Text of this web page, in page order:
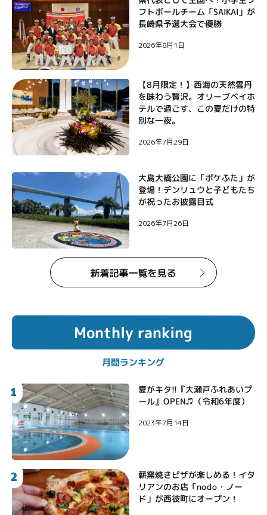
シ
ョ
ン
フトボールチーム「SAIKAI」が
長崎県予選大会で優勝
2026年8月1日
【8月限定！】西海の天然雲丹
を味わう贅沢。オリーブベイホ
テルで過ごす、この夏だけの特
別な一夜。
2026年7月29日
大島大橋公園に「ポケふた」が
登場！デンリュウと子どもたち
が祝ったお披露目式
2026年7月26日
Monthly ranking
月間ランキング
1 夏がキタ!!『大瀬戸ふれあいプ
ール』OPEN♫（令和6年度）
2023年7月14日
2 薪窯焼きピザが楽しめる！イタ
リアンのお店「nodo・ノー
ド」が西彼町にオープン！